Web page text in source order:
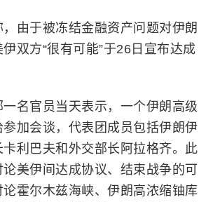
由于被冻结金融资产问题对伊朗
双方“很有可能”于26日宣布达成
名官员当天表示，一个伊朗高级
加会谈，代表团成员包括伊朗伊
利巴夫和外交部长阿拉格齐。此
美伊间达成协议、结束战争的可
霍尔木兹海峡、伊朗高浓缩铀库